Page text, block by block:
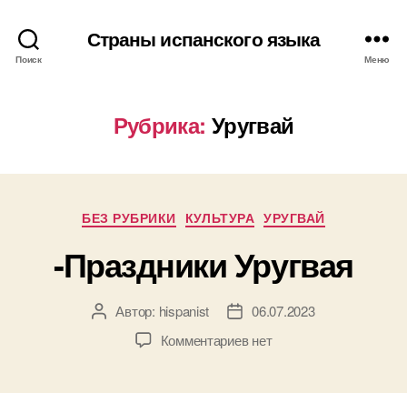
Поиск
Страны испанского языка
Меню
Рубрика: Уругвай
Р
у
б
р
к
и
БЕЗ РУБРИКИ КУЛЬТУРА УРУГВАЙ
-Праздники Уругвая
А Автор: hispanist
Д
т
06.07.2023
Комментариевк
нет